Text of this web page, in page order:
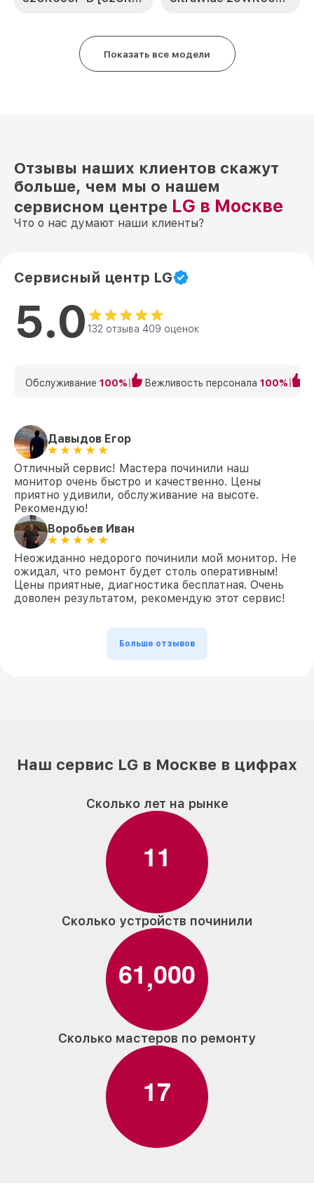
Показать все модели
Отзывы наших клиентов скажут
больше, чем мы о нашем
сервисном центре LG в Москве
Что о нас думают наши клиенты?
Сервисный центр LG
5.0 132 отзыва 409 оценок
Обслуживание 100% Вежливость персонала 100%
Давыдов Егор
Отличный сервис! Мастера починили наш
монитор очень быстро и качественно. Цены
приятно удивили, обслуживание на высоте.
Рекомендую!
Воробьев Иван
Неожиданно недорого починили мой монитор. Не
ожидал, что ремонт будет столь оперативным!
Цены приятные, диагностика бесплатная. Очень
доволен результатом, рекомендую этот сервис!
Больше отзывов
Наш сервис LG в Москве в цифрах
Сколько лет на рынке
11
Сколько устройств починили
61,000
Сколько мастеров по ремонту
17